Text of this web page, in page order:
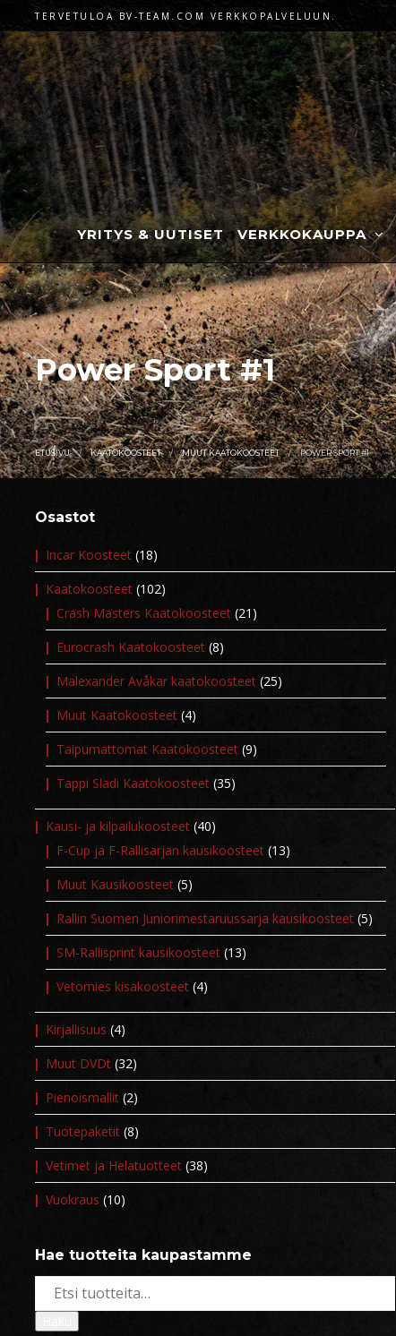
TERVETULOA BV-TEAM.COM VERKKOPALVELUUN.
YRITYS & UUTISET VERKKOKAUPPA
Power Sport #1
ETUSIVU KAATOKOOSTEET MUUT KAATOKOOSTEET POWER SPORT #1
Osastot
Incar Koosteet (18)
Kaatokoosteet (102)
Crash Masters Kaatokoosteet (21)
Eurocrash Kaatokoosteet (8)
Malexander Avåkar kaatokoosteet (25)
Muut Kaatokoosteet (4)
Taipumattomat Kaatokoosteet (9)
Tappi Sladi Kaatokoosteet (35)
Kausi- ja kilpailukoosteet (40)
F-Cup ja F-Rallisarjan kausikoosteet (13)
Muut Kausikoosteet (5)
Rallin Suomen Juniorimestaruussarja kausikoosteet (5)
SM-Rallisprint kausikoosteet (13)
Vetomies kisakoosteet (4)
Kirjallisuus (4)
Muut DVDt (32)
Pienoismallit (2)
Tuotepaketit (8)
Vetimet ja Helatuotteet (38)
Vuokraus (10)
Hae tuotteita kaupastamme